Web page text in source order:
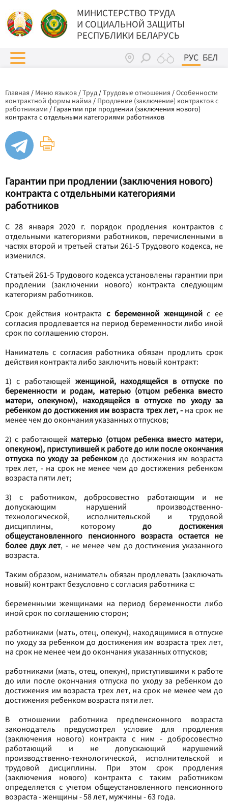
МИНИСТЕРСТВО ТРУДА
И СОЦИАЛЬНОЙ ЗАЩИТЫ
РЕСПУБЛИКИ БЕЛАРУСЬ
РУС БЕЛ
Главная / Меню языков /Труд/Трудовые отношения /Особенности
контрактной формы найма / Продление (заключение) контрактов с
работниками / Гарантии при продлении (заключения нового)
контракта с отдельными категориями работников
Гарантии при продлении (заключения нового)
контракта с отдельными категориями
работников
С 28 января 2020 г. порядок продления контрактов с
отдельными категориями работников, перечисленными в
частях второй и третьей статьи 261-5 Трудового кодекса, не
изменился.
Статьей 261-5 Трудового кодекса установлены гарантии при
продлении (заключении нового) контракта следующим
категориям работников.
Срок действия контракта с беременной женщинойс ее
согласия продлевается на период беременности либо иной
срок по соглашению сторон.
Наниматель с согласия работника обязан продлить срок
действия контракта либо заключить новый контракт:
1) с работающей женщиной, находящейся в отпуске по
беременности и родам, матерью (отцом ребенка вместо
матери, опекуном), находящейся в отпуске по уходу за
ребенком до достижения им возраста трех лет, - на срок не
менее чем до окончания указанных отпусков;
2) с работающей матерью (отцом ребенка вместо матери,
опекуном), приступившей к работе до или после окончания
отпуска по уходу за ребенкомдо достижения им возраста
трех лет, - на срок не менее чем до достижения ребенком
возраста пяти лет;
3) с работником, добросовестно работающим и не
допускающим нарушений производственно-
технологической, исполнительской и трудовой
дисциплины, которому до достижения
общеустановленного пенсионного возраста остается не
более двух лет, - не менее чем до достижения указанного
возраста.
Таким образом, наниматель обязан продлевать (заключать
новый) контракт безусловно с согласия работника с:
беременными женщинами на период беременности либо
иной срок по соглашению сторон;
работниками (мать, отец, опекун), находящимися в отпуске
по уходу за ребенком до достижения им возраста трех лет,
на срок не менее чем до окончания указанных отпусков;
работниками (мать, отец, опекун), приступившими к работе
до или после окончания отпуска по уходу за ребенком до
достижения им возраста трех лет, на срок не менее чем до
достижения ребенком возраста пяти лет.
В отношении работника предпенсионного возраста
законодатель предусмотрел условие для продления
(заключения нового) контракта с ним - добросовестно
работающий и не допускающий нарушений
производственно-технологической, исполнительской и
трудовой дисциплины. При этом срок продления
(заключения нового) контракта с таким работником
определяется с учетом общеустановленного пенсионного
возраста - женщины - 58 лет, мужчины - 63 года.